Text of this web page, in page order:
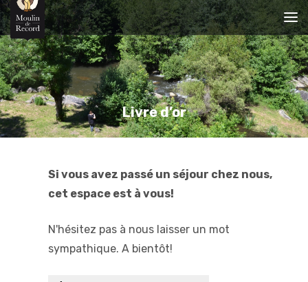
Livre d’or
Si vous avez passé un séjour chez nous,
cet espace est à vous!
N'hésitez pas à nous laisser un mot
sympathique. A bientôt!